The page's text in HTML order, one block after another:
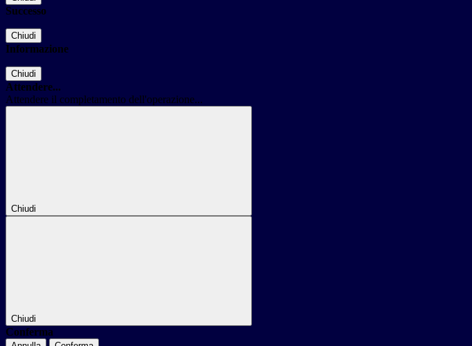
Successo
Chiudi
Informazione
Chiudi
Attendere...
Attendere il completamento dell'operazione...
Chiudi
Chiudi
Conferma